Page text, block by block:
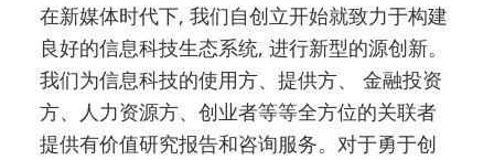
在新媒体时代下, 我们自创立开始就致力于构建
良好的信息科技生态系统, 进行新型的源创新。
我们为信息科技的使用方、提供方、 金融投资
方、人力资源方、创业者等等全方位的关联者
提供有价值研究报告和咨询服务。对于勇于创